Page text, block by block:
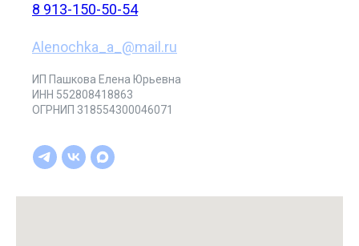
8 913-150-50-54
Alenochka_a_@mail.ru
ИП Пашкова Елена Юрьевна
ИНН 552808418863
ОГРНИП 318554300046071